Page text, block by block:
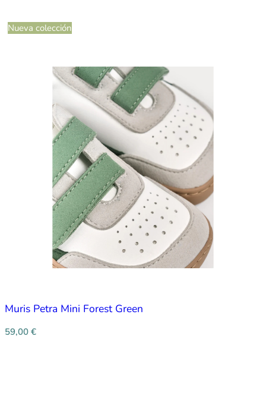
Nueva colección
Muris Petra Mini Forest Green
59,00 €